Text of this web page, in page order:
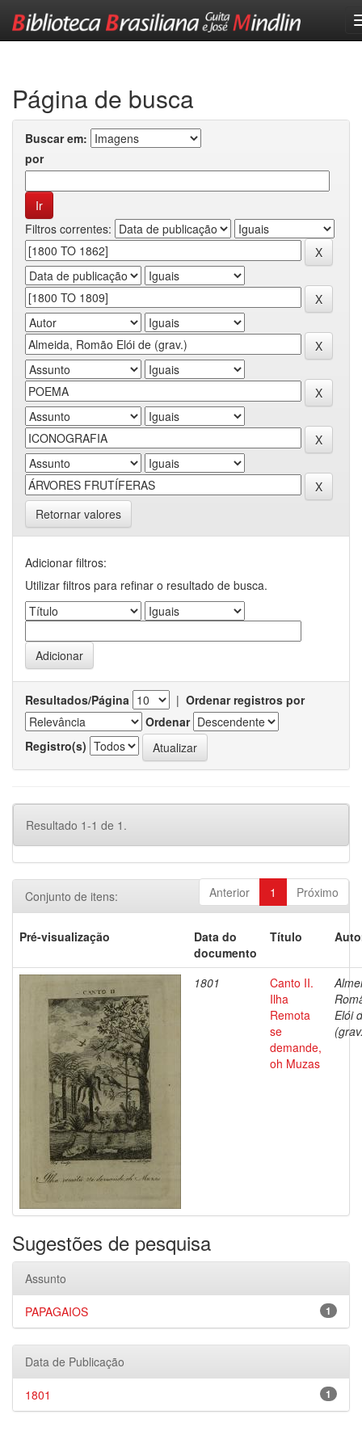
Página de busca
Buscar em:
por
Filtros correntes:
Retornar valores
Adicionar filtros:
Utilizar filtros para refinar o resultado de busca.
Resultados/Página | Ordenar registros por
Ordenar
Registro(s)
Resultado 1-1 de 1.
Anterior 1 Próximo
Conjunto de itens:
Pré-visualização
Data do
documento
Título
1801
Canto II.
Ilha
Remota
se
demande,
oh Muzas
Elói
Sugestões de pesquisa
Assunto
1
PAPAGAIOS
Data de Publicação
1
1801